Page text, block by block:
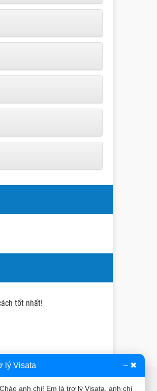
tốt nhất!
lý Visata – ✖
anh chị! Em là trợ lý Visata, anh chị